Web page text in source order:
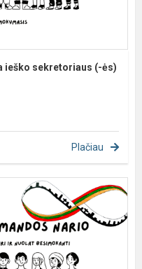
ieško sekretoriaus (-ės)
Plačiau